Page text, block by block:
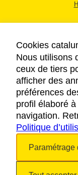
Cookies
Nous utilisons
ceux de tiers
afficher des
préférences
profil élaboré
navigation.
Politique
Paramétrage